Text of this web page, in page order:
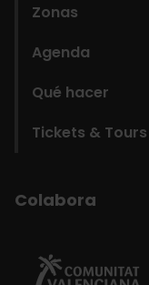
Zonas
Agenda
Qué hacer
Tickets & Tours
Colabora